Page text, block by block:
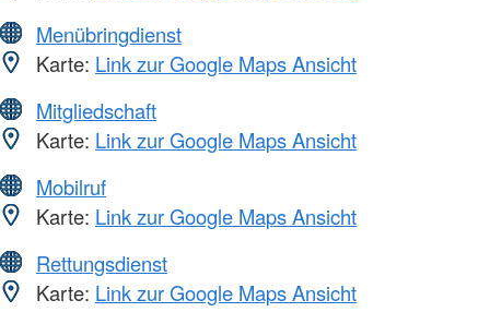
Menübringdienst
Karte: Link zur Google Maps Ansicht
Mitgliedschaft
Karte: Link zur Google Maps Ansicht
Mobilruf
Karte: Link zur Google Maps Ansicht
Rettungsdienst
Karte: Link zur Google Maps Ansicht